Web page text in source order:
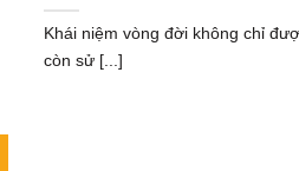
Khái niệm vòng đời không chỉ
còn sử [...]